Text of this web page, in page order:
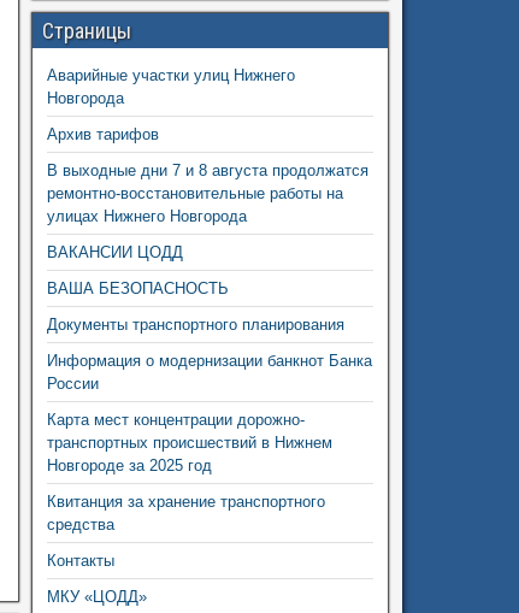
Страницы
Аварийные участки улиц Нижнего
Новгорода
Архив тарифов
В выходные дни 7 и 8 августа продолжатся
ремонтно-восстановительные работы на
улицах Нижнего Новгорода
ВАКАНСИИ ЦОДД
ВАША БЕЗОПАСНОСТЬ
Документы транспортного планирования
Информация о модернизации банкнот Банка
России
Карта мест концентрации дорожно-
транспортных происшествий в Нижнем
Новгороде за 2025 год
Квитанция за хранение транспортного
средства
Контакты
МКУ «ЦОДД»